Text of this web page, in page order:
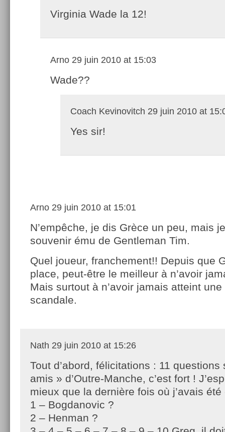
Virginia Wade la 12!
Arno 29 juin 2010 at 15:03
Wade??
Coach Kevinovitch 29 juin 2010 at
Yes sir!
Arno 29 juin 2010 at 15:01
N’empêche, je dis Grèce un peu, mais
souvenir ému de Gentleman Tim.
Quel joueur, franchement!! Depuis que
place, peut-être le meilleur à n’avoir
Mais surtout à n’avoir jamais atteint
scandale.
Nath 29 juin 2010 at 15:26
Tout d’abord, félicitations : 11 questions
amis » d’Outre-Manche, c’est fort !
mieux que la dernière fois où j’avais
1 – Bogdanovic ?
2 – Henman ?